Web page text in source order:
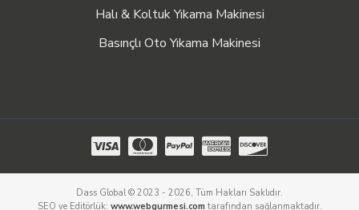
Halı & Koltuk Yıkama Makinesi
Basınçlı Oto Yıkama Makinesi
Dass Global © 2023 - 2026, Tüm Hakları Saklıdır.
SEO ve Editörlük: www.webgurmesi.com tarafından sağlanmaktadır.